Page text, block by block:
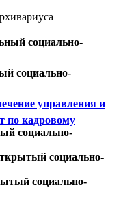
социально-
социально-
управления и
по кадровому
социально-
социально-
социально-